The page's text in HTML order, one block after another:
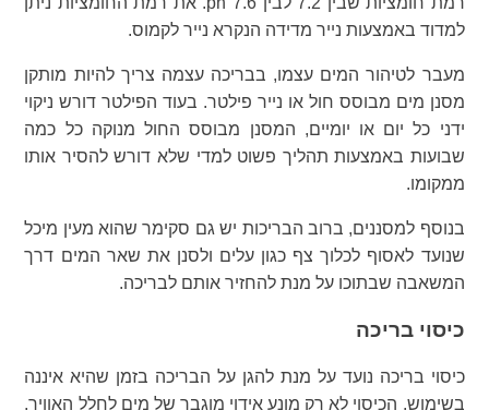
למדוד באמצעות נייר מדידה הנקרא נייר לקמוס.
מעבר לטיהור המים עצמו, בבריכה עצמה צריך להיות מותקן
מסנן מים מבוסס חול או נייר פילטר. בעוד הפילטר דורש ניקוי
ידני כל יום או יומיים, המסנן מבוסס החול מנוקה כל כמה
שבועות באמצעות תהליך פשוט למדי שלא דורש להסיר אותו
ממקומו.
בנוסף למסננים, ברוב הבריכות יש גם סקימר שהוא מעין מיכל
שנועד לאסוף לכלוך צף כגון עלים ולסנן את שאר המים דרך
המשאבה שבתוכו על מנת להחזיר אותם לבריכה.
כיסוי בריכה
כיסוי בריכה נועד על מנת להגן על הבריכה בזמן שהיא איננה
בשימוש. הכיסוי לא רק מונע אידוי מוגבר של מים לחלל האוויר,